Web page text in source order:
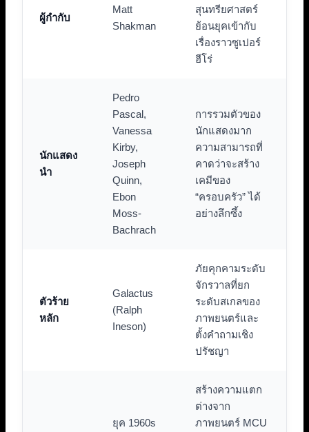
ผู้กำกับ
Matt
Shakman
สุนทรียศาสตร์
ย้อนยุคเข้ากับ
เรื่องราวซูเปอร์
ฮีโร่
นักแสดง
นำ
Pedro
Pascal,
Vanessa
Kirby,
Joseph
Quinn,
Ebon
Moss-
Bachrach
การรวมตัวของ
นักแสดงมาก
ความสามารถที่
คาดว่าจะสร้าง
เคมีของ
“ครอบครัว” ได้
อย่างลึกซึ้ง
ตัวร้าย
หลัก
Galactus
(Ralph
Ineson)
ภัยคุกคามระดับ
จักรวาลที่ยก
ระดับสเกลของ
ภาพยนตร์และ
ตั้งคำถามเชิง
ปรัชญา
ยุค 1960s
สร้างความแตก
ต่างจาก
ภาพยนตร์ MCU